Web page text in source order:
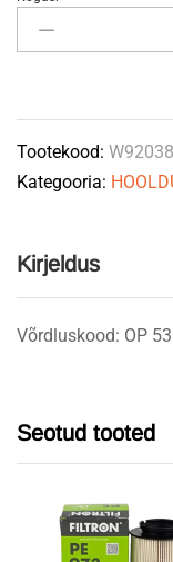
W920/38
quantity
Tootekood: W92038
Kategooria:
Kirjeldus
Võrdluskood: OP
Seotud tooted